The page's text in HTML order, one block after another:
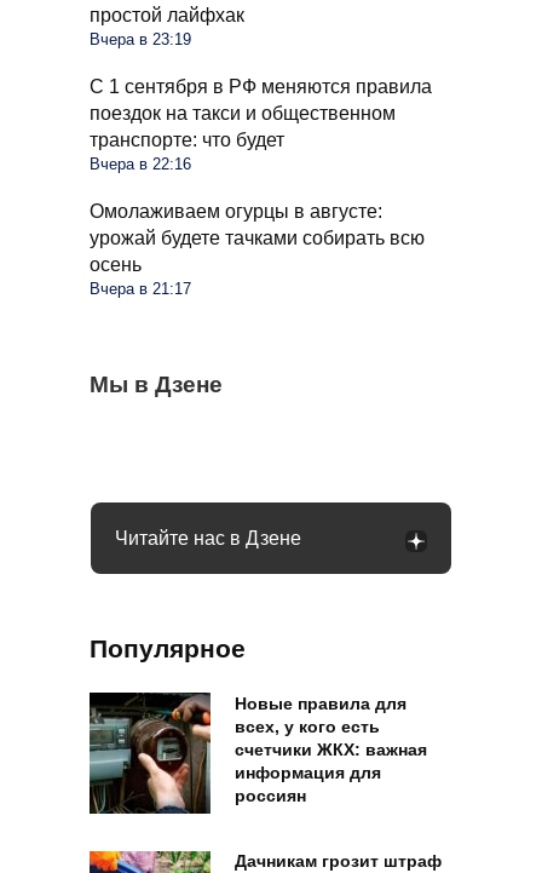
простой лайфхак
Вчера в 23:19
С 1 сентября в РФ меняются правила
поездок на такси и общественном
транспорте: что будет
Вчера в 22:16
Омолаживаем огурцы в августе:
урожай будете тачками собирать всю
осень
Вчера в 21:17
Мы в Дзене
Бывший продавец выдала уловки
«Магнита» и «Пятерочки»: сети всегда
Семьи в России получат до 200 тысяч
С 1 сентября россиян будут сажать и
Читайте нас в Дзене
Популярное
Новые правила для
всех, у кого есть
счетчики ЖКХ: важная
информация для
россиян
Дачникам грозит штраф